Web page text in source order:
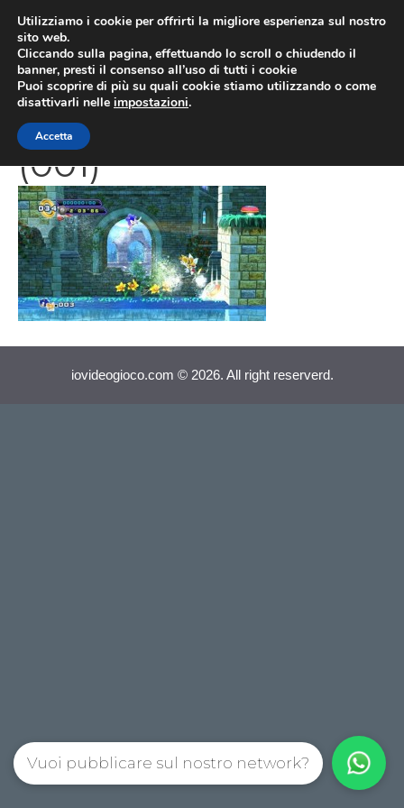
contenuto
Sonic 4 Episode 2
(001)
iovideogioco.com © 2026. All right reserverd.
Utilizziamo i cookie per offrirti la migliore esperienza sul nostro
sito web.
Cliccando sulla pagina, effettuando lo scroll o chiudendo il
banner, presti il consenso all’uso di tutti i cookie
Puoi scoprire di più su quali cookie stiamo utilizzando o come
disattivarli nelle impostazioni.
Accetta
Vuoi pubblicare sul nostro network?